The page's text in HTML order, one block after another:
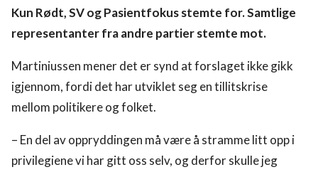
Kun Rødt, SV og Pasientfokus stemte for. Samtlige
representanter fra andre partier stemte mot.
Martiniussen mener det er synd at forslaget ikke gikk
igjennom, fordi det har utviklet seg en tillitskrise
mellom politikere og folket.
– En del av oppryddingen må være å stramme litt opp i
privilegiene vi har gitt oss selv, og derfor skulle jeg